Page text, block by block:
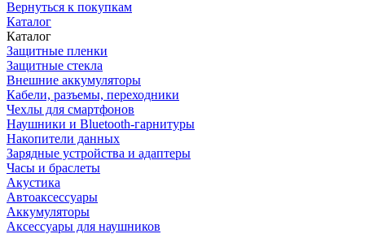
Вернуться к покупкам
Каталог
Каталог
Защитные пленки
Защитные стекла
Внешние аккумуляторы
Кабели, разъемы, переходники
Чехлы для смартфонов
Наушники и Bluetooth-гарнитуры
Накопители данных
Зарядные устройства и адаптеры
Часы и браслеты
Акустика
Автоаксессуары
Аккумуляторы
Аксессуары для наушников